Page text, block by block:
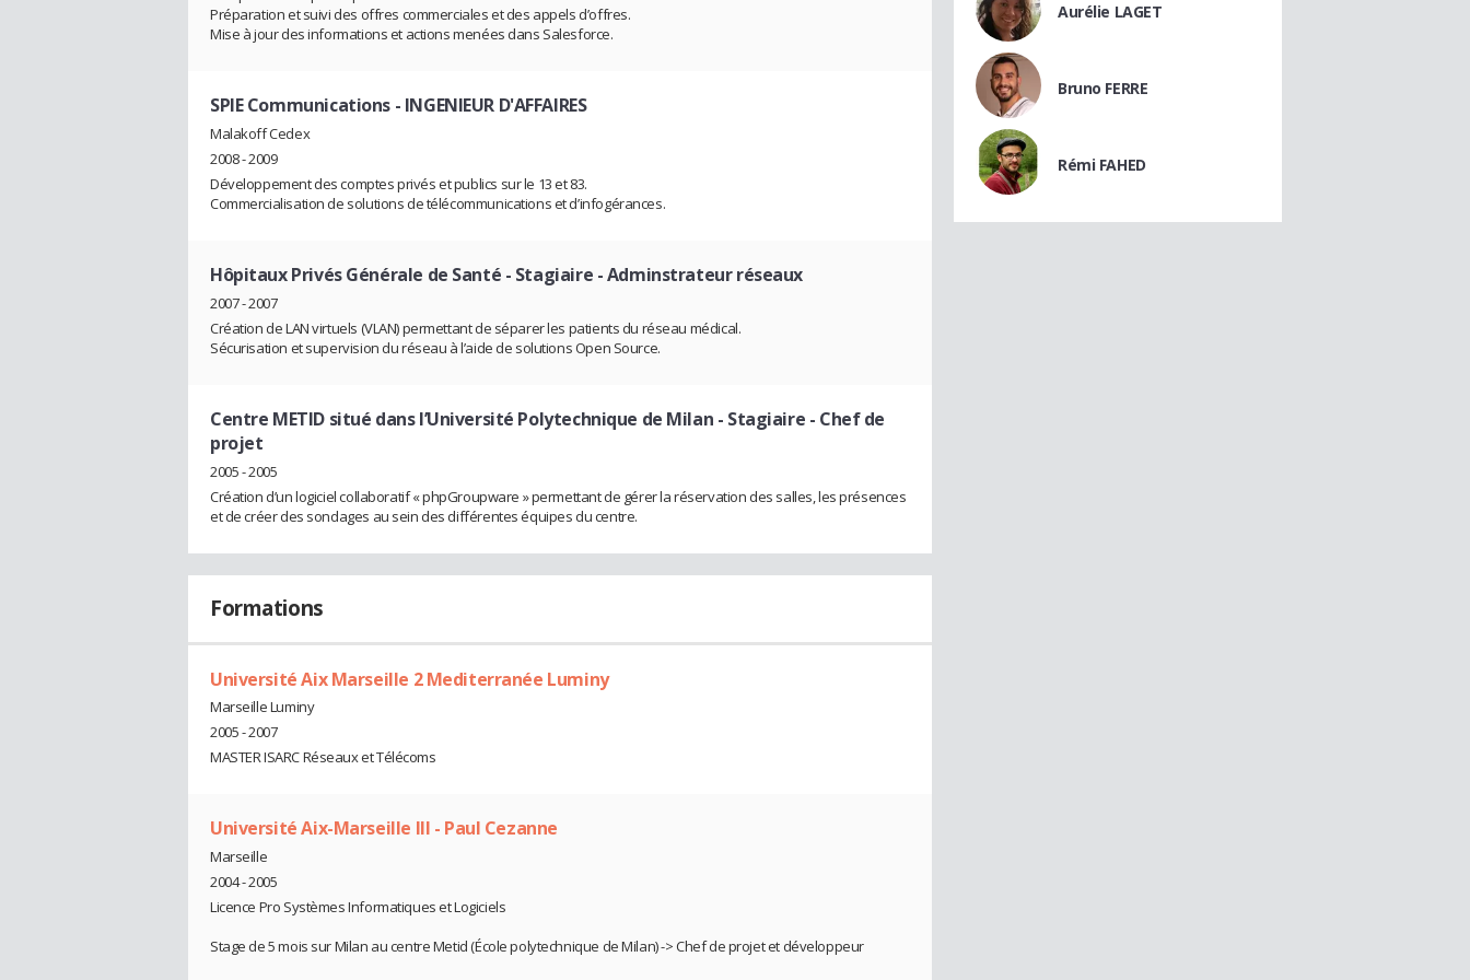
Préparation et suivi des offres commerciales et des appels d’offres.
Mise à jour des informations et actions menées dans Salesforce.
SPIE Communications - INGENIEUR D'AFFAIRES
Malakoff Cedex
2008 - 2009
Développement des comptes privés et publics sur le 13 et 83.
Commercialisation de solutions de télécommunications et d’infogérances.
Hôpitaux Privés Générale de Santé - Stagiaire - Adminstrateur réseaux
2007 - 2007
Création de LAN virtuels (VLAN) permettant de séparer les patients du réseau médical.
Sécurisation et supervision du réseau à l’aide de solutions Open Source.
Centre METID situé dans l’Université Polytechnique de Milan - Stagiaire - Chef de
projet
2005 - 2005
Création d’un logiciel collaboratif « phpGroupware » permettant de gérer la réservation des salles, les présences
et de créer des sondages au sein des différentes équipes du centre.
Formations
Université Aix Marseille 2 Mediterranée Luminy
Marseille Luminy
2005 - 2007
MASTER ISARC Réseaux et Télécoms
Université Aix-Marseille III - Paul Cezanne
Marseille
2004 - 2005
Licence Pro Systèmes Informatiques et Logiciels
Stage de 5 mois sur Milan au centre Metid (École polytechnique de Milan) -> Chef de projet et développeur
Aurélie LAGET
Bruno FERRE
Rémi FAHED